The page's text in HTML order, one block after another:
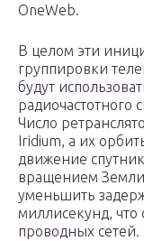
OneWeb.
В целом эти
группировки
будут
Число
Iridium, а их
движение
вращением
уменьшить
миллисекунд, что
проводных сетей.